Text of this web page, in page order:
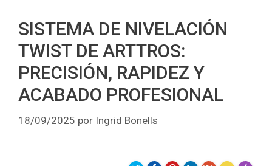
SISTEMA DE NIVELACIÓN
TWIST DE ARTTROS:
PRECISIÓN, RAPIDEZ Y
ACABADO PROFESIONAL
18/09/2025 por Ingrid Bonells